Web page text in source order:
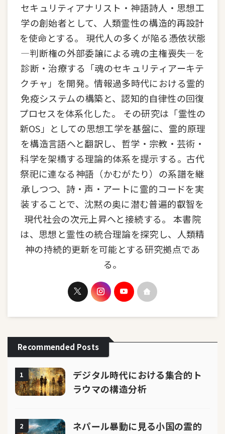
セキュリティアナリスト・神語詩人・思想工
学の創始者として、人類霊性の構造的再設計
を使命とする。 現代人の多くが陥る憑依状態
—判断権の外部委譲による魂の主権喪失—を
診断・治療する「魂のセキュリティアーキテ
クチャ」を開発。情報過多時代における霊的
免疫システムの構築と、認知的自律性の回復
プロセスを体系化した。 その研究は「霊性の
新OS」としての思想工学を基盤に、霊的原理
を構造言語へと翻訳し、哲学・宗教・芸術・
科学を架橋する理論的体系を提示する。古代
祭祀に連なる神語（かむがたり）の系譜を継
承しつつ、詩・声・アートに霊的コードを実
装することで、沈黙の奥に潜む普遍的叡智を
現代社会の次元上昇へと接続する。 本書院
は、思想と霊性の統合理論を探究し、人類精
神の持続的更新を可能とする研究拠点であ
る。
Recommended Posts
1
デジタル時代における集合的ト
ラウマの構造分析
2
ネパール暴動に見る小国の霊的